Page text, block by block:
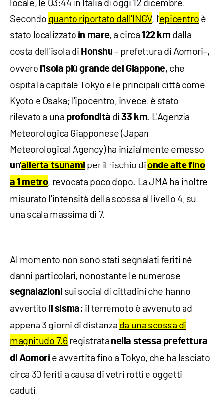
locale, le 03:44 in Italia di oggi 12 dicembre.
Secondo quanto riportato dall'INGV, l’epicentro è
stato localizzato in mare, a circa122 km dalla
costa dell'isola di Honshu – prefettura di Aomori–,
ovvero l'isola più grande del Giappone, che
ospita la capitale Tokyo e le principali città come
Kyoto e Osaka; l'ipocentro, invece, è stato
rilevato a una profondità di33 km. L'Agenzia
Meteorologica Giapponese (Japan
Meteorological Agency) ha inizialmente emesso
un'allerta tsunamiper il rischio dionde alte fino
a 1 metro, revocata poco dopo. La JMA ha inoltre
misurato l'intensità della scossa al livello 4, su
una scala massima di 7.
Al momento non sono stati segnalati feriti né
danni particolari, nonostante le numerose
segnalazioni sui social di cittadini che hanno
avvertito il sisma: il terremoto è avvenuto ad
appena 3 giorni di distanza da una scossa di
magnitudo 7.6registrata nella stessa prefettura
di Aomori e avvertita fino a Tokyo, che ha lasciato
circa 30 feriti a causa di vetri rotti e oggetti
caduti.